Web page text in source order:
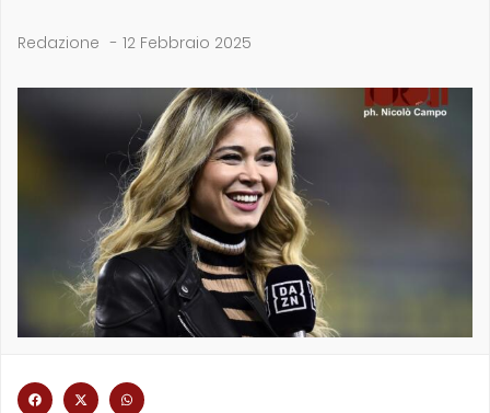
Redazione - 12 Febbraio 2025